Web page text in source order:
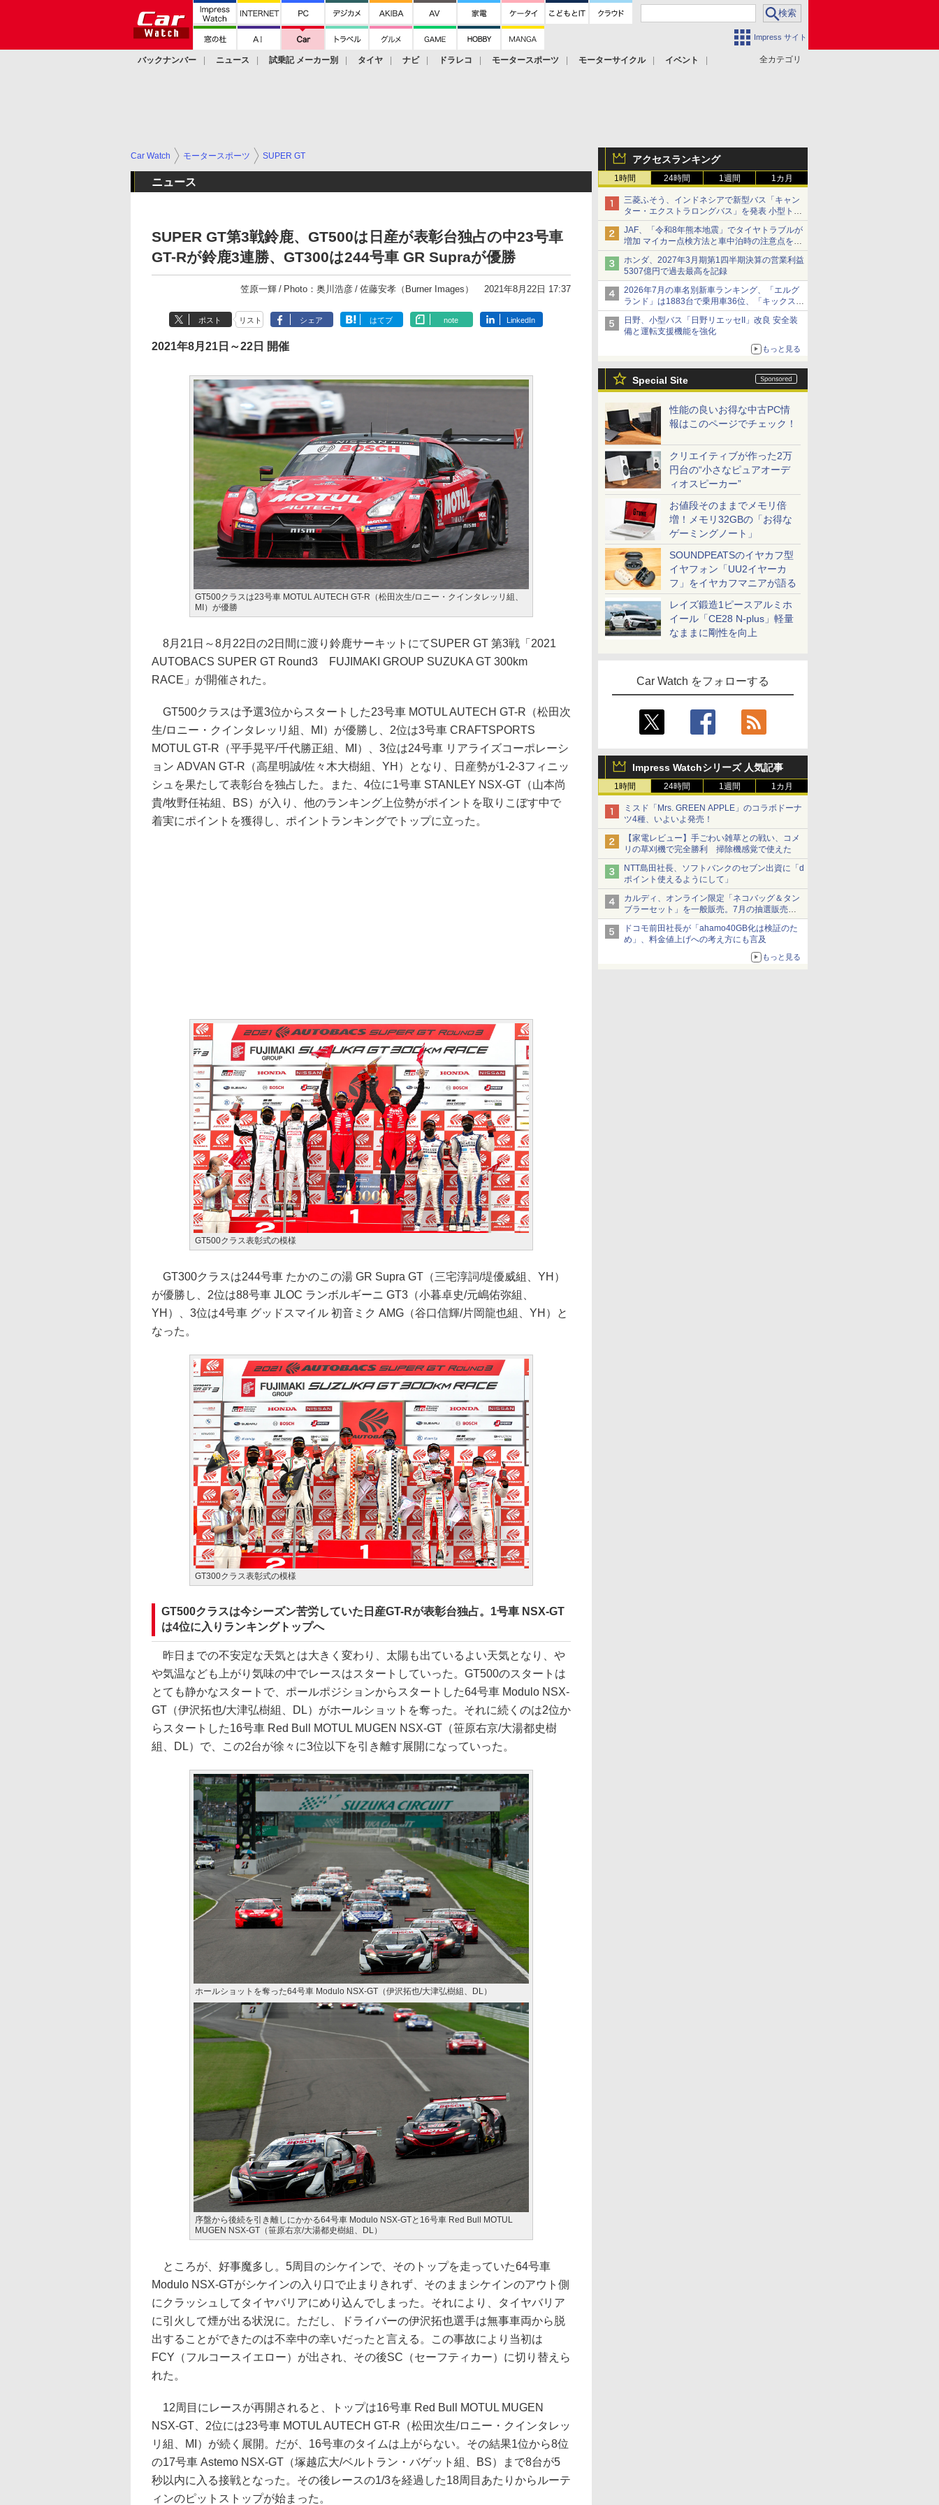
Impress サイト
全カテゴリ
バックナンバー ニュース 試乗記 メーカー別 タイヤ ナビ ドラレコ モータースポーツ モーターサイクル
イベント
アクセスランキング
1時間 24時間 1週間 1カ月
三菱ふそう、インドネシアで新型バス「キャン
ター・エクストラロングバス」を発表 小型トラ
ックベースの観光・旅客輸送向けバス
JAF、「令和8年熊本地震」でタイヤトラブルが
増加 マイカー点検方法と車中泊時の注意点を呼
びかけ
ホンダ、2027年3月期第1四半期決算の営業利益
5307億円で過去最高を記録
2026年7月の車名別新車ランキング、「エルグ
ランド」は1883台で乗用車36位、「キックス」
は2591台で27位に
日野、小型バス「日野リエッセII」改良 安全装
備と運転支援機能を強化
もっと見る
Special Site
性能の良いお得な中古PC情
報はこのページでチェック！
クリエイティブが作った2万
円台の“小さなピュアオーデ
ィオスピーカー”
お値段そのままでメモリ倍
増！メモリ32GBの「お得な
ゲーミングノート」
SOUNDPEATSのイヤカフ型
イヤフォン「UU2イヤーカ
フ」をイヤカフマニアが語る
レイズ鍛造1ピースアルミホ
イール「CE28 N-plus」軽量
なままに剛性を向上
Car Watch をフォローする
Impress Watchシリーズ 人気記事
1時間 24時間 1週間 1カ月
ミスド「Mrs. GREEN APPLE」のコラボドーナ
ツ4種、いよいよ発売！
【家電レビュー】手ごわい雑草との戦い、コメ
リの草刈機で完全勝利 掃除機感覚で使えた
NTT島田社長、ソフトバンクのセブン出資に「d
ポイント使えるようにして」
カルディ、オンライン限定「ネコバッグ＆タン
ブラーセット」を一般販売。7月の抽選販売の
当選無効分
ドコモ前田社長が「ahamo40GB化は検証のた
め」、料金値上げへの考え方にも言及
もっと見る
Car Watch モータースポーツ SUPER GT
ニュース
SUPER GT第3戦鈴鹿、GT500は日産が表彰台独占の中23号車
GT-Rが鈴鹿3連勝、GT300は244号車 GR Supraが優勝
笠原一輝 Photo：奥川浩彦 佐藤安孝（Burner Images） 2021年8月22日 17:37
ポスト リスト シェア はてブ note LinkedIn
2021年8月21日～22日 開催
GT500クラスは23号車 MOTUL AUTECH GT-R（松田次生/ロニー・クインタレッリ組、
MI）が優勝
8月21日～8月22日の2日間に渡り鈴鹿サーキットにてSUPER GT 第3戦「2021
AUTOBACS SUPER GT Round3 FUJIMAKI GROUP SUZUKA GT 300km
RACE」が開催された。
GT500クラスは予選3位からスタートした23号車 MOTUL AUTECH GT-R（松田次
生/ロニー・クインタレッリ組、MI）が優勝し、2位は3号車 CRAFTSPORTS
MOTUL GT-R（平手晃平/千代勝正組、MI）、3位は24号車 リアライズコーポレーシ
ョン ADVAN GT-R（高星明誠/佐々木大樹組、YH）となり、日産勢が1-2-3フィニッ
シュを果たして表彰台を独占した。また、4位に1号車 STANLEY NSX-GT（山本尚
貴/牧野任祐組、BS）が入り、他のランキング上位勢がポイントを取りこぼす中で
着実にポイントを獲得し、ポイントランキングでトップに立った。
GT500クラス表彰式の模様
GT300クラスは244号車 たかのこの湯 GR Supra GT（三宅淳詞/堤優威組、YH）
が優勝し、2位は88号車 JLOC ランボルギーニ GT3（小暮卓史/元嶋佑弥組、
YH）、3位は4号車 グッドスマイル 初音ミク AMG（谷口信輝/片岡龍也組、YH）と
なった。
GT300クラス表彰式の模様
GT500クラスは今シーズン苦労していた日産GT-Rが表彰台独占。1号車 NSX-GT
は4位に入りランキングトップへ
昨日までの不安定な天気とは大きく変わり、太陽も出ているよい天気となり、や
や気温なども上がり気味の中でレースはスタートしていった。GT500のスタートは
とても静かなスタートで、ポールポジションからスタートした64号車 Modulo NSX-
GT（伊沢拓也/大津弘樹組、DL）がホールショットを奪った。それに続くのは2位か
らスタートした16号車 Red Bull MOTUL MUGEN NSX-GT（笹原右京/大湯都史樹
組、DL）で、この2台が徐々に3位以下を引き離す展開になっていった。
ホールショットを奪った64号車 Modulo NSX-GT（伊沢拓也/大津弘樹組、DL）
序盤から後続を引き離しにかかる64号車 Modulo NSX-GTと16号車 Red Bull MOTUL
MUGEN NSX-GT（笹原右京/大湯都史樹組、DL）
ところが、好事魔多し。5周目のシケインで、そのトップを走っていた64号車
Modulo NSX-GTがシケインの入り口で止まりきれず、そのままシケインのアウト側
にクラッシュしてタイヤバリアにめり込んでしまった。それにより、タイヤバリア
に引火して煙が出る状況に。ただし、ドライバーの伊沢拓也選手は無事車両から脱
出することができたのは不幸中の幸いだったと言える。この事故により当初は
FCY（フルコースイエロー）が出され、その後SC（セーフティカー）に切り替えら
れた。
12周目にレースが再開されると、トップは16号車 Red Bull MOTUL MUGEN
NSX-GT、2位には23号車 MOTUL AUTECH GT-R（松田次生/ロニー・クインタレッ
リ組、MI）が続く展開。だが、16号車のタイムは上がらない。その結果1位から8位
の17号車 Astemo NSX-GT（塚越広大/ベルトラン・バゲット組、BS）まで8台が5
秒以内に入る接戦となった。その後レースの1/3を経過した18周目あたりからルーテ
ィンのピットストップが始まった。